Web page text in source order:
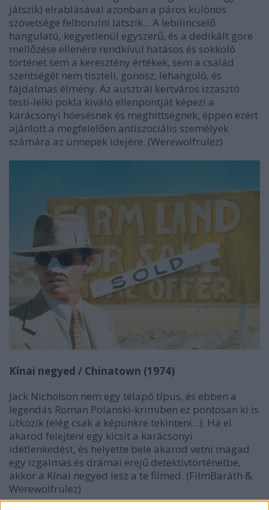
játszik) elrablásával azonban a páros különös
szövetsége felborulni látszik... A lebilincselő
hangulatú, kegyetlenül egyszerű, és a dedikált gore
mellőzése ellenére rendkívül hatásos és sokkoló
történet sem a keresztény értékek, sem a család
szentségét nem tiszteli, gonosz, lehangoló, és
fájdalmas élmény. Az ausztrál kertváros izzasztó
testi-lelki pokla kiváló ellenpontját képezi a
karácsonyi hóesésnek és meghittségnek, éppen ezért
ajánlott a megfelelően antiszociális személyek
számára az ünnepek idejére. (Werewolfrulez)
Kínai negyed / Chinatown (1974)
Jack Nicholson nem egy télapó típus, és ebben a
legendás Roman Polanski-krimiben ez pontosan ki is
ütközik (elég csak a képünkre tekinteni...). Ha el
akarod felejteni egy kicsit a karácsonyi
idétlenkedést, és helyette bele akarod vetni magad
egy izgalmas és drámai erejű detektívtörténetbe,
akkor a Kínai negyed lesz a te filmed. (FilmBaráth &
Werewolfrulez)